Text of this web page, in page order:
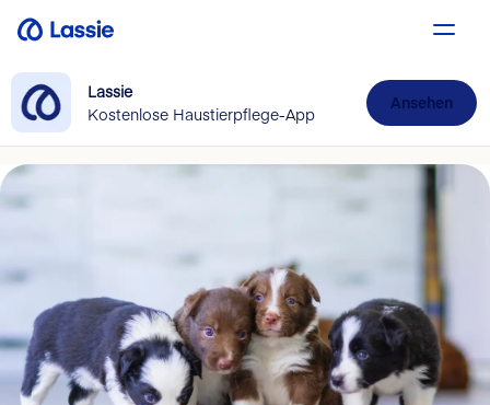
Lassie
Kostenlose Haustierpflege-App
Ansehen